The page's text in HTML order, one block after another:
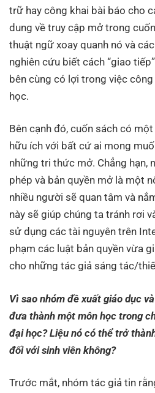
trữ hay công khai bài báo cho
dung về truy cập mở trong
thuật ngữ xoay quanh nó và
nghiên cứu biết cách “giao
bên cùng có lợi trong việc
học.
Bên cạnh đó, cuốn sách có
hữu ích với bất cứ ai mong
những tri thức mở. Chẳng hạn,
phép và bản quyền mở là một
nhiều người sẽ quan tâm và
này sẽ giúp chúng ta tránh rơi
sử dụng các tài nguyên trên
phạm các luật bản quyền vừa
cho những tác giả sáng tác/
Vì sao nhóm đề xuất giáo dục
đưa thành một môn học trong
đại học? Liệu nó có thể trở
đối với sinh viên không?
Trước mắt, nhóm tác giả tin